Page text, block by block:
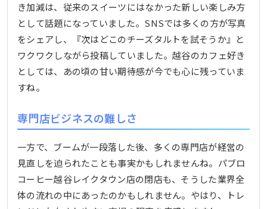
き加減は、従来のスイーツにはなかった新しい楽しみ方
として話題になっていました。SNSでは多くの方が写真
をシェアし、『次はどこのチーズタルトを試そうか』と
ワクワクしながら投稿していました。越谷のカフェ好き
としては、あの頃の甘い期待感が今でも心に残っていま
すね。
専門店ビジネスの難しさ
一方で、ブームが一段落した後、多くの専門店が経営の
見直しを迫られたことも事実かもしれませんね。パブロ
コーヒー越谷レイクタウン店の閉店も、そうした業界全
体の流れの中にあったのかもしれません。やはり、トレ